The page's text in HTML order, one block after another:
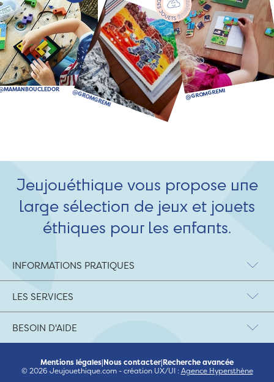
Jeujouéthique vous propose une
large sélection de jeux et jouets
éthiques pour les enfants.
INFORMATIONS PRATIQUES
LES SERVICES
BESOIN D'AIDE
Mentions légales|Nous contacter|Recherche avancée
© 2026 Jeujouethique.com - création UX/UI : Agence Hypersthène